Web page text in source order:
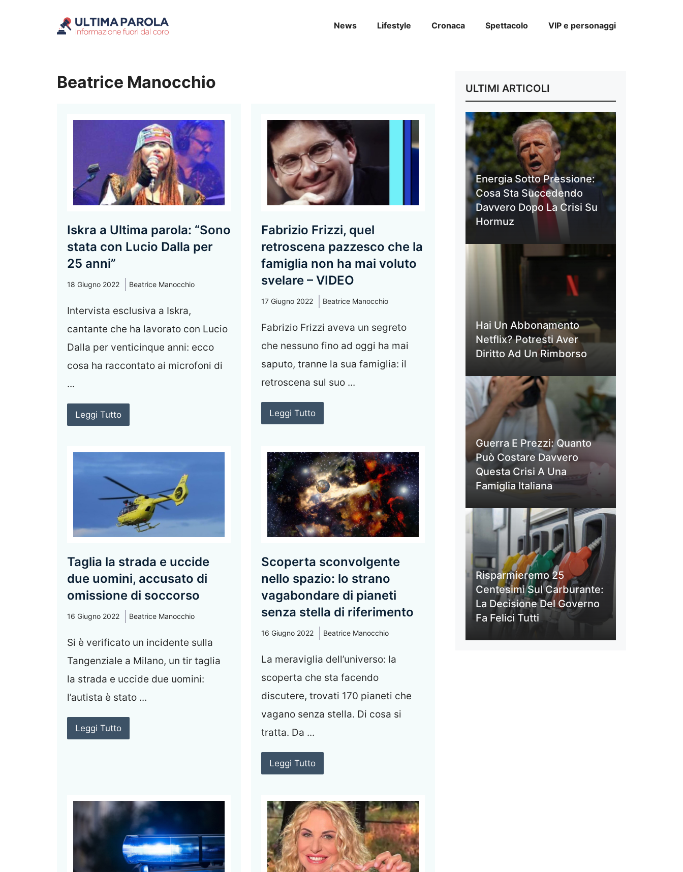
News Lifestyle Cronaca Spettacolo VIP e personaggi
Beatrice Manocchio
Iskra a Ultima parola: “Sono
stata con Lucio Dalla per
25 anni”
18 Giugno 2022 Beatrice Manocchio
Intervista esclusiva a Iskra,
cantante che ha lavorato con Lucio
Dalla per venticinque anni: ecco
cosa ha raccontato ai microfoni di
...
Leggi Tutto
Fabrizio Frizzi, quel
retroscena pazzesco che la
famiglia non ha mai voluto
svelare – VIDEO
17 Giugno 2022 Beatrice Manocchio
Fabrizio Frizzi aveva un segreto
che nessuno fino ad oggi ha mai
saputo, tranne la sua famiglia: il
retroscena sul suo ...
Leggi Tutto
Taglia la strada e uccide
due uomini, accusato di
omissione di soccorso
16 Giugno 2022 Beatrice Manocchio
Si è verificato un incidente sulla
Tangenziale a Milano, un tir taglia
la strada e uccide due uomini:
l’autista è stato ...
Leggi Tutto
Scoperta sconvolgente
nello spazio: lo strano
vagabondare di pianeti
senza stella di riferimento
16 Giugno 2022 Beatrice Manocchio
La meraviglia dell’universo: la
scoperta che sta facendo
discutere, trovati 170 pianeti che
vagano senza stella. Di cosa si
tratta. Da ...
Leggi Tutto
ULTIMI ARTICOLI
Energia Sotto Pressione:
Cosa Sta Succedendo
Davvero Dopo La Crisi Su
Hormuz
Hai Un Abbonamento
Netflix? Potresti Aver
Diritto Ad Un Rimborso
Guerra E Prezzi: Quanto
Può Costare Davvero
Questa Crisi A Una
Famiglia Italiana
Risparmieremo 25
Centesimi Sul Carburante:
La Decisione Del Governo
Fa Felici Tutti